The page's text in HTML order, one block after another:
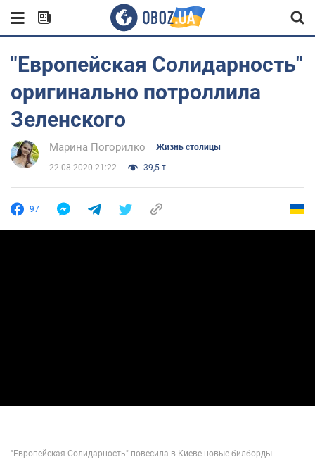
"Европейская Солидарность"
оригинально потроллила
Зеленского
Марина Погорилко Жизнь столицы
22.08.2020 21:22 39,5 т.
97